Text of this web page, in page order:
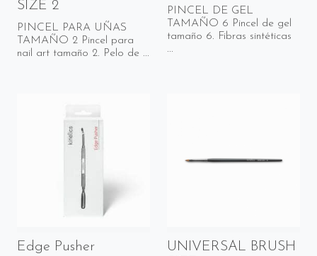
SIZE 2
PINCEL PARA UÑAS
TAMAÑO 2 Pincel para
nail art tamaño 2. Pelo de ...
PINCEL DE GEL
TAMAÑO 6 Pincel de gel
tamaño 6. Fibras sintéticas
...
Edge Pusher
UNIVERSAL BRUSH